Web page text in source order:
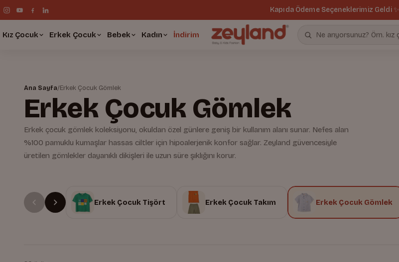
Kapıda Ödeme Seçeneklerimiz Geldi ✨
Kız Çocuk Erkek Çocuk Bebek Kadın İndirim
Ana Sayfa/Erkek Çocuk Gömlek
Erkek Çocuk Gömlek
Erkek çocuk gömlek koleksiyonu, okuldan özel günlere geniş bir kullanım alanı sunar. Nefes alan
%100 pamuklu kumaşlar hassas ciltler için hipoalerjenik konfor sağlar. Zeyland güvencesiyle
üretilen gömlekler dayanıklı dikişleri ile uzun süre şıklığını korur.
Erkek Çocuk Tişört Erkek Çocuk Takım Erkek Çocuk Gömlek